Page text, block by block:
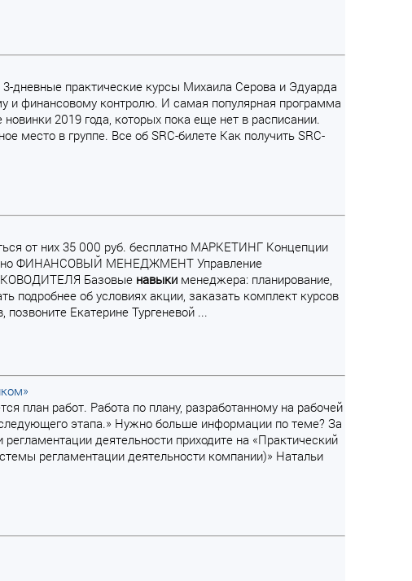
дневные практические курсы Михаила Серова и Эдуарда
и финансовому контролю. И самая популярная программа
2019 года, которых пока еще нет в расписании.
место в группе. Все об SRC-билете Как получить SRC-
от них 35 000 руб. бесплатно МАРКЕТИНГ Концепции
ФИНАНСОВЫЙ МЕНЕДЖМЕНТ Управление
Базовые навыки менеджера: планирование,
подробнее об условиях акции, заказать комплект курсов
Екатерине Тургеневой ...
план работ. Работа по плану, разработанному на рабочей
этапа.» Нужно больше информации по теме? За
деятельности приходите на «Практический
регламентации деятельности компании)» Натальи